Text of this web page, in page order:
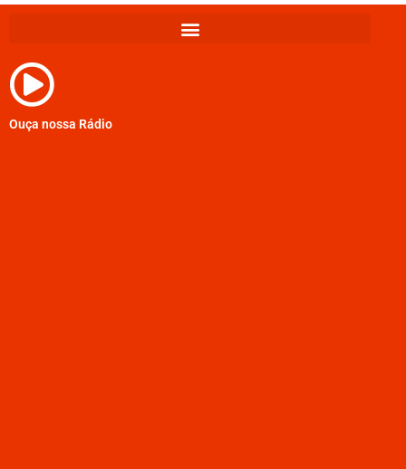
Ouça nossa Rádio